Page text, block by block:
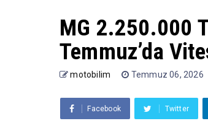
MG 2.250.000
Temmuz’da
motobilim Temmuz 06, 2026
Facebook Twitter